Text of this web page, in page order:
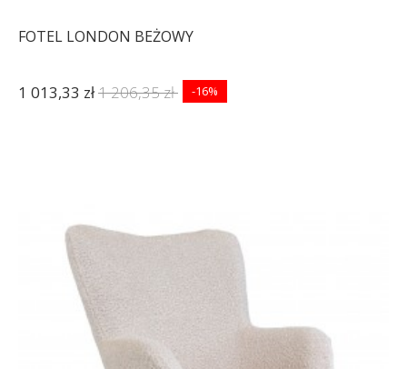
FOTEL LONDON BEŻOWY
1 013,33 zł1 206,35 zł -16%